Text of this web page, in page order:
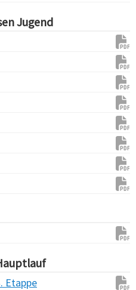
Jugend
Etappe